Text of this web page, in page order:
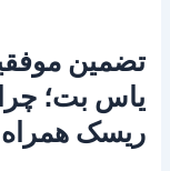
تضمین
یاس بت؛
ریسک